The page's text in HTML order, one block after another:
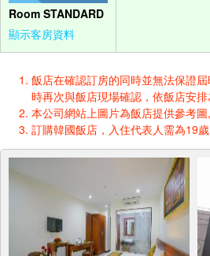
Room STANDARD
顯示客房資料
飯店在確認訂房的同時並無法保證
時再次與飯店現場確認，依飯店安排
本公司網站上圖片為飯店提供參考
訂購韓國飯店，入住代表人需為19歲